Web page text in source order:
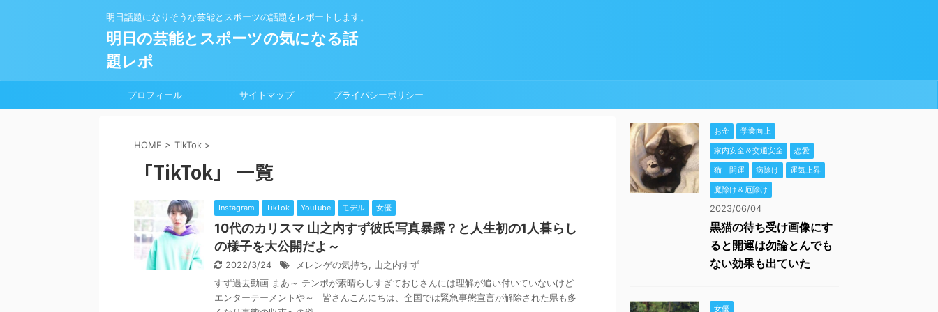
明日話題になりそうな芸能とスポーツの話題をレポートします。
明日の芸能とスポーツの気になる話
題レポ
プロフィール サイトマップ プライバシーポリシー
HOME > TikTok >
「TikTok」 一覧
Instagram TikTok YouTube モデル 女優
10代のカリスマ 山之内すず彼氏写真暴露？と人生初の1人暮らし
の様子を大公開だよ～
2022/3/24 メレンゲの気持ち, 山之内すず
すず過去動画 まあ～ テンポが素晴らしすぎておじさんには理解が追い付いていないけど
エンターテーメントや～ 皆さんこんにちは、全国では緊急事態宣言が解除された県も多
お金
学業向上
家内安全＆交通安全
恋愛
猫 開運
病除け
運気上昇
魔除け＆厄除け
2023/06/04
黒猫の待ち受け画像にす
ると開運は勿論とんでも
ない効果も出ていた
女優